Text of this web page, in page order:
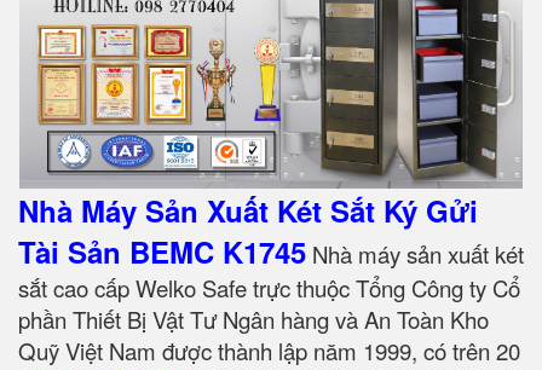
Nhà Máy Sản Xuất Két Sắt Ký Gửi
Tài Sản BEMC K1745 Nhà máy sản xuất két
sắt cao cấp Welko Safe trực thuộc Tổng Công ty Cổ
phần Thiết Bị Vật Tư Ngân hàng và An Toàn Kho
Quỹ Việt Nam được thành lập năm 1999, có trên 20